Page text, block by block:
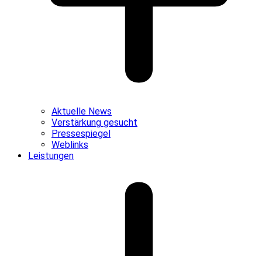
Aktuelle News
Verstärkung gesucht
Pressespiegel
Weblinks
Leistungen